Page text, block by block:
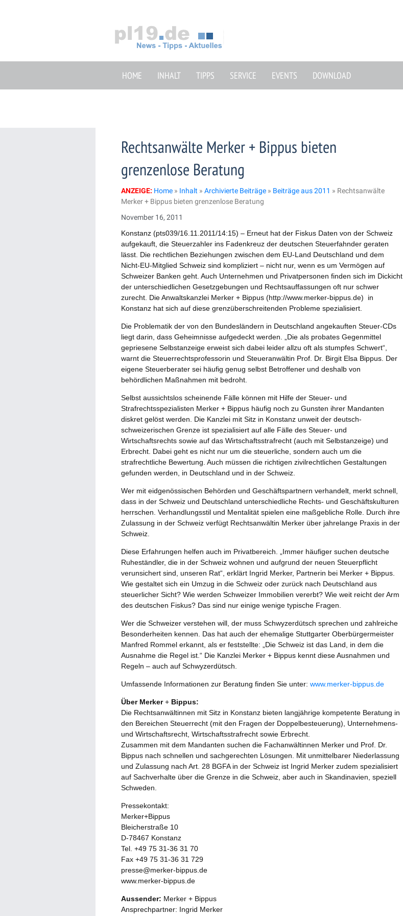
HOME INHALT TIPPS SERVICE EVENTS DOWNLOAD
Rechtsanwälte Merker + Bippus bieten
grenzenlose Beratung
ANZEIGE: Home » Inhalt » Archivierte Beiträge » Beiträge aus 2011 » Rechtsanwälte
Merker + Bippus bieten grenzenlose Beratung
November 16, 2011
Konstanz (pts039/16.11.2011/14:15) – Erneut hat der Fiskus Daten von der Schweiz
aufgekauft, die Steuerzahler ins Fadenkreuz der deutschen Steuerfahnder geraten
lässt. Die rechtlichen Beziehungen zwischen dem EU-Land Deutschland und dem
Nicht-EU-Mitglied Schweiz sind kompliziert – nicht nur, wenn es um Vermögen auf
Schweizer Banken geht. Auch Unternehmen und Privatpersonen finden sich im Dickicht
der unterschiedlichen Gesetzgebungen und Rechtsauffassungen oft nur schwer
zurecht. Die Anwaltskanzlei Merker + Bippus (http://www.merker-bippus.de) in
Konstanz hat sich auf diese grenzüberschreitenden Probleme spezialisiert.
Die Problematik der von den Bundesländern in Deutschland angekauften Steuer-CDs
liegt darin, dass Geheimnisse aufgedeckt werden. „Die als probates Gegenmittel
gepriesene Selbstanzeige erweist sich dabei leider allzu oft als stumpfes Schwert“,
warnt die Steuerrechtsprofessorin und Steueranwältin Prof. Dr. Birgit Elsa Bippus. Der
eigene Steuerberater sei häufig genug selbst Betroffener und deshalb von
behördlichen Maßnahmen mit bedroht.
Selbst aussichtslos scheinende Fälle können mit Hilfe der Steuer- und
Strafrechtsspezialisten Merker + Bippus häufig noch zu Gunsten ihrer Mandanten
diskret gelöst werden. Die Kanzlei mit Sitz in Konstanz unweit der deutsch-
schweizerischen Grenze ist spezialisiert auf alle Fälle des Steuer- und
Wirtschaftsrechts sowie auf das Wirtschaftsstrafrecht (auch mit Selbstanzeige) und
Erbrecht. Dabei geht es nicht nur um die steuerliche, sondern auch um die
strafrechtliche Bewertung. Auch müssen die richtigen zivilrechtlichen Gestaltungen
gefunden werden, in Deutschland und in der Schweiz.
Wer mit eidgenössischen Behörden und Geschäftspartnern verhandelt, merkt schnell,
dass in der Schweiz und Deutschland unterschiedliche Rechts- und Geschäftskulturen
herrschen. Verhandlungsstil und Mentalität spielen eine maßgebliche Rolle. Durch ihre
Zulassung in der Schweiz verfügt Rechtsanwältin Merker über jahrelange Praxis in der
Schweiz.
Diese Erfahrungen helfen auch im Privatbereich. „Immer häufiger suchen deutsche
Ruheständler, die in der Schweiz wohnen und aufgrund der neuen Steuerpflicht
verunsichert sind, unseren Rat“, erklärt Ingrid Merker, Partnerin bei Merker + Bippus.
Wie gestaltet sich ein Umzug in die Schweiz oder zurück nach Deutschland aus
steuerlicher Sicht? Wie werden Schweizer Immobilien vererbt? Wie weit reicht der Arm
des deutschen Fiskus? Das sind nur einige wenige typische Fragen.
Wer die Schweizer verstehen will, der muss Schwyzerdütsch sprechen und zahlreiche
Besonderheiten kennen. Das hat auch der ehemalige Stuttgarter Oberbürgermeister
Manfred Rommel erkannt, als er feststellte: „Die Schweiz ist das Land, in dem die
Ausnahme die Regel ist.“ Die Kanzlei Merker + Bippus kennt diese Ausnahmen und
Regeln – auch auf Schwyzerdütsch.
Umfassende Informationen zur Beratung finden Sie unter: www.merker-bippus.de
Über Merker+ Bippus:
Die Rechtsanwältinnen mit Sitz in Konstanz bieten langjährige kompetente Beratung in
den Bereichen Steuerrecht (mit den Fragen der Doppelbesteuerung), Unternehmens-
und Wirtschaftsrecht, Wirtschaftsstrafrecht sowie Erbrecht.
Zusammen mit dem Mandanten suchen die Fachanwältinnen Merker und Prof. Dr.
Bippus nach schnellen und sachgerechten Lösungen. Mit unmittelbarer Niederlassung
und Zulassung nach Art. 28 BGFA in der Schweiz ist Ingrid Merker zudem spezialisiert
auf Sachverhalte über die Grenze in die Schweiz, aber auch in Skandinavien, speziell
Schweden.
Pressekontakt:
Merker+Bippus
Bleicherstraße 10
D-78467 Konstanz
Tel. +49 75 31-36 31 70
Fax +49 75 31-36 31 729
presse@merker-bippus.de
www.merker-bippus.de
Aussender: Merker + Bippus
Ansprechpartner: Ingrid Merker